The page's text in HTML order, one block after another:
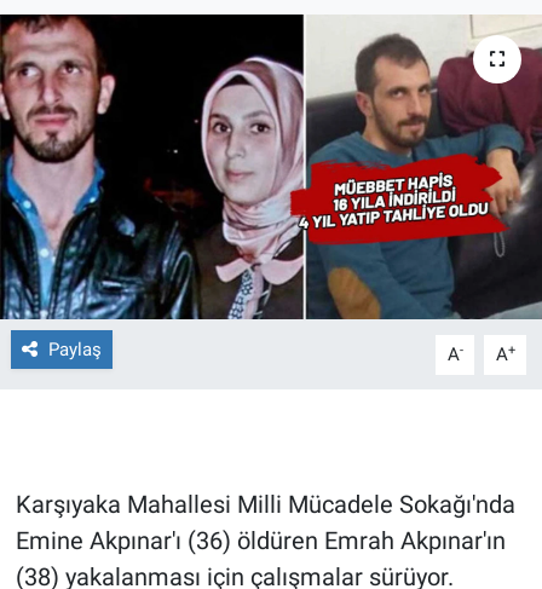
Paylaş A- A+
Karşıyaka Mahallesi Milli Mücadele Sokağı'nda
Emine Akpınar'ı (36) öldüren Emrah Akpınar'ın
(38) yakalanması için çalışmalar sürüyor.
Eğitim
Eğlence
Ekonomi
Forum
Gerçeğin İzinde
Gün Başlıyor
Gündem Özel
Günün görüntüsü